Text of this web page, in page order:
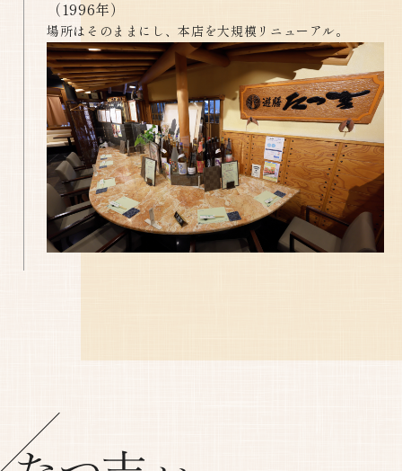
​​​​​​​（1996年）
場所はそのままにし、本店を大規模リニューアル。